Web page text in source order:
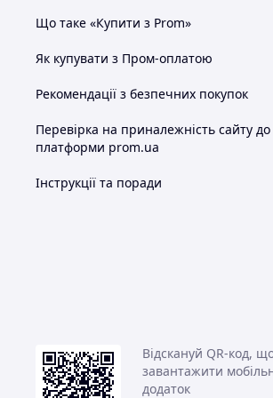
Що таке «Купити з Prom»
Як купувати з Пром-оплатою
Рекомендації з безпечних покупок
Перевірка на приналежність сайту до
платформи prom.ua
Інструкції та поради
Відскануй QR-код,
завантажити
додаток